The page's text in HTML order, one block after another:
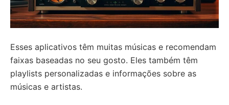
Esses aplicativos têm muitas músicas e recomendam
faixas baseadas no seu gosto. Eles também têm
playlists personalizadas e informações sobre as
músicas e artistas.